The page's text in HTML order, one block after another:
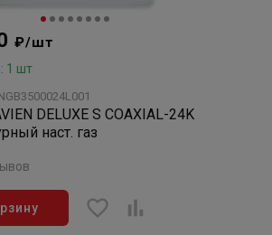
₽/шт
1 шт
DELUXE S COAXIAL-24K
наст. газ